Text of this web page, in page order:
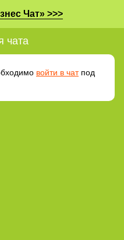
Чат» >>>
чата
войти в чатпод